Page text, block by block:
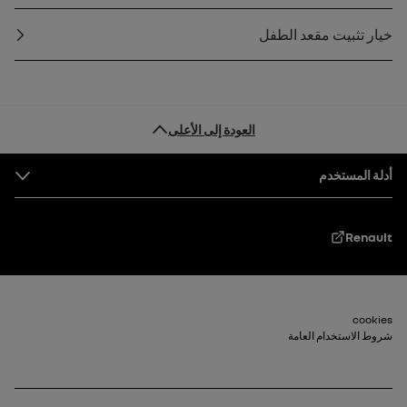
خيار تثبيت مقعد الطفل
العودة إلى الأعلى
التذييل
أدلة المستخدم
Renault
Footer_2
cookies
شروط الاستخدام العامة